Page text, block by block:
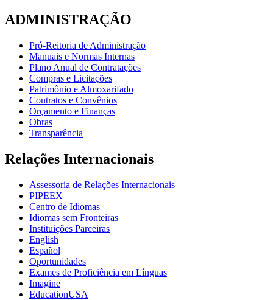
ADMINISTRAÇÃO
Pró-Reitoria de Administração
Manuais e Normas Internas
Plano Anual de Contratações
Compras e Licitações
Patrimônio e Almoxarifado
Contratos e Convênios
Orçamento e Finanças
Obras
Transparência
Relações Internacionais
Assessoria de Relações Internacionais
PIPEEX
Centro de Idiomas
Idiomas sem Fronteiras
Instituições Parceiras
English
Español
Oportunidades
Exames de Proficiência em Línguas
Imagine
EducationUSA